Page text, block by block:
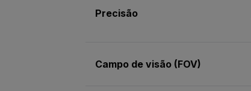
Precisão
Campo de visão (FOV)